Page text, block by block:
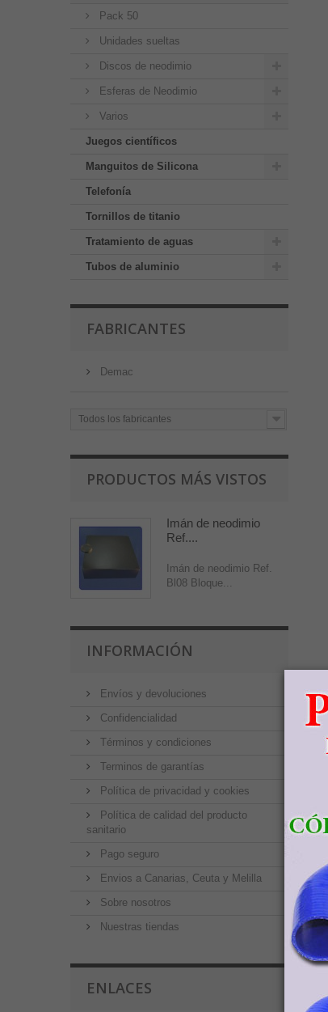
Pack 50
Unidades sueltas
Discos de neodimio
Esferas de Neodimio
Varios
Juegos científicos
Manguitos de Silicona
Telefonía
Tornillos de titanio
Tratamiento de aguas
Tubos de aluminio
FABRICANTES
Demac
Todos los fabricantes
PRODUCTOS MÁS VISTOS
Imán de neodimio
Ref....
Imán de neodimio Ref.
Bl08 Bloque...
INFORMACIÓN
Envíos y devoluciones
Confidencialidad
Términos y condiciones
Terminos de garantías
Política de privacidad y cookies
Política de calidad del producto
sanitario
Pago seguro
Envios a Canarias, Ceuta y Melilla
Sobre nosotros
Nuestras tiendas
ENLACES